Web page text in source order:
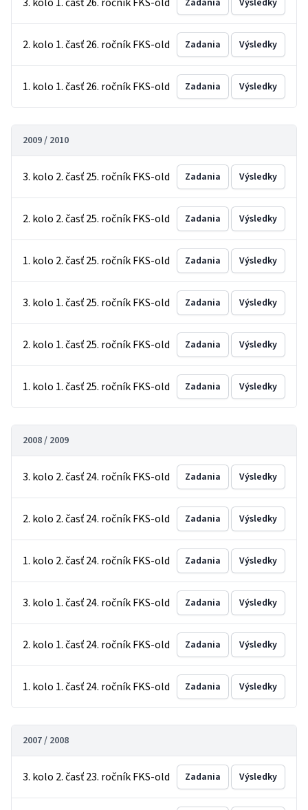
Zadania Výsledky
2. kolo 1. časť 26. ročník FKS-old Zadania Výsledky
1. kolo 1. časť 26. ročník FKS-old Zadania Výsledky
2009 / 2010
3. kolo 2. časť 25. ročník FKS-old Zadania Výsledky
2. kolo 2. časť 25. ročník FKS-old Zadania Výsledky
1. kolo 2. časť 25. ročník FKS-old Zadania Výsledky
3. kolo 1. časť 25. ročník FKS-old Zadania Výsledky
2. kolo 1. časť 25. ročník FKS-old Zadania Výsledky
1. kolo 1. časť 25. ročník FKS-old Zadania Výsledky
2008 / 2009
3. kolo 2. časť 24. ročník FKS-old Zadania Výsledky
2. kolo 2. časť 24. ročník FKS-old Zadania Výsledky
1. kolo 2. časť 24. ročník FKS-old Zadania Výsledky
3. kolo 1. časť 24. ročník FKS-old Zadania Výsledky
2. kolo 1. časť 24. ročník FKS-old Zadania Výsledky
1. kolo 1. časť 24. ročník FKS-old Zadania Výsledky
2007 / 2008
3. kolo 2. časť 23. ročník FKS-old Zadania Výsledky